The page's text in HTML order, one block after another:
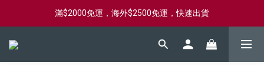
新會員首購滿$2000，送購物金$2000
滿$2000免運，海外$2500免運，快速出貨